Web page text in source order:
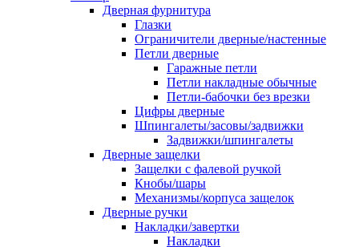
Дверная фурнитура
Глазки
Ограничители дверные/настенные
Петли дверные
Гаражные петли
Петли накладные обычные
Петли-бабочки без врезки
Цифры дверные
Шпингалеты/засовы/задвижки
Задвижки/шпингалеты
Дверные защелки
Защелки с фалевой ручкой
Кнобы/шары
Механизмы/корпуса защелок
Дверные ручки
Накладки/завертки
Накладки